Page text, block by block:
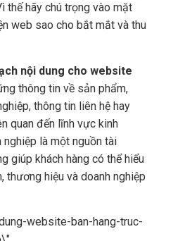
thế hãy chú trọng vào mặt
web sao cho bắt mắt và thu
nội dung cho website
thông tin về sản phẩm,
thông tin liên hệ hay
quan đến lĩnh vực kinh
nghiệp là một nguồn tài
giúp khách hàng có thể hiểu
thương hiệu và doanh nghiệp